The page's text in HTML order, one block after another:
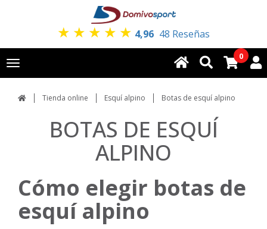
★ ★ ★ ★ ★ 4,96 48 Reseñas
Toggle
navigation
0
Tienda online Esquí alpino Botas de esquí alpino
BOTAS DE ESQUÍ
ALPINO
Cómo elegir botas de
esquí alpino